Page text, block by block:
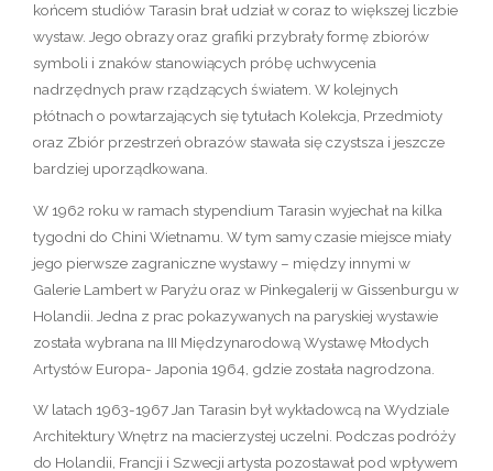
końcem studiów Tarasin brał udział w coraz to większej liczbie
wystaw. Jego obrazy oraz grafiki przybrały formę zbiorów
symboli i znaków stanowiących próbę uchwycenia
nadrzędnych praw rządzących światem. W kolejnych
płótnach o powtarzających się tytułach Kolekcja, Przedmioty
oraz Zbiór przestrzeń obrazów stawała się czystsza i jeszcze
bardziej uporządkowana.
W 1962 roku w ramach stypendium Tarasin wyjechał na kilka
tygodni do Chini Wietnamu. W tym samy czasie miejsce miały
jego pierwsze zagraniczne wystawy – między innymi w
Galerie Lambert w Paryżu oraz w Pinkegalerij w Gissenburgu w
Holandii. Jedna z prac pokazywanych na paryskiej wystawie
została wybrana na III Międzynarodową Wystawę Młodych
Artystów Europa- Japonia 1964, gdzie została nagrodzona.
W latach 1963-1967 Jan Tarasin był wykładowcą na Wydziale
Architektury Wnętrz na macierzystej uczelni. Podczas podróży
do Holandii, Francji i Szwecji artysta pozostawał pod wpływem